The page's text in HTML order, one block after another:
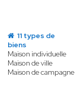
11 types de
biens
Maison individuelle
Maison de ville
Maison de campagne